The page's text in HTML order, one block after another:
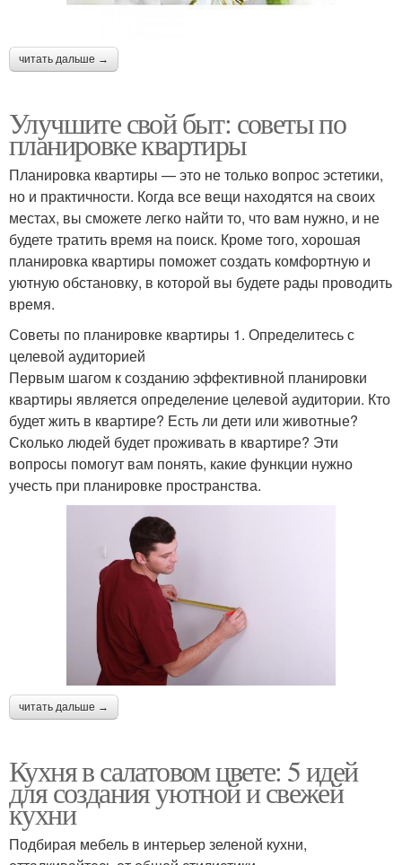
читать дальше →
Улучшите свой быт: советы по
планировке квартиры
Планировка квартиры — это не только вопрос эстетики,
но и практичности. Когда все вещи находятся на своих
местах, вы сможете легко найти то, что вам нужно, и не
будете тратить время на поиск. Кроме того, хорошая
планировка квартиры поможет создать комфортную и
уютную обстановку, в которой вы будете рады проводить
время.
Советы по планировке квартиры 1. Определитесь с
целевой аудиторией
Первым шагом к созданию эффективной планировки
квартиры является определение целевой аудитории. Кто
будет жить в квартире? Есть ли дети или животные?
Сколько людей будет проживать в квартире? Эти
вопросы помогут вам понять, какие функции нужно
учесть при планировке пространства.
читать дальше →
Кухня в салатовом цвете: 5 идей
для создания уютной и свежей
кухни
Подбирая мебель в интерьер зеленой кухни,